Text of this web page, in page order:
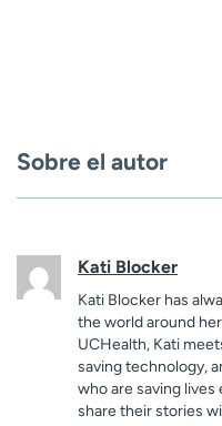
Sobre el autor
Kati Blocker
Kati Blocker has
the world around
UCHealth, Kati
saving technology,
who are saving lives
share their stories